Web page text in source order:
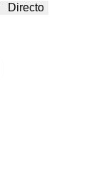
Directo